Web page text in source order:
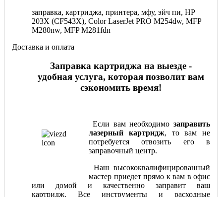
заправка, картриджа, принтера, мфу, эйч пи, HP
203X (CF543X), Color LaserJet PRO M254dw, MFP
M280nw, MFP M281fdn
Доставка и оплата
Заправка картриджа на выезде -
удобная услуга, которая позволит вам
сэкономить время!
Если вам необходимо заправить
лазерный картридж, то вам не
потребуется отвозить его в
заправочный центр.
Наш высококвалифицированный
мастер приедет прямо к вам в офис
или домой и качественно заправит ваш
картридж. Все инструменты и расходные